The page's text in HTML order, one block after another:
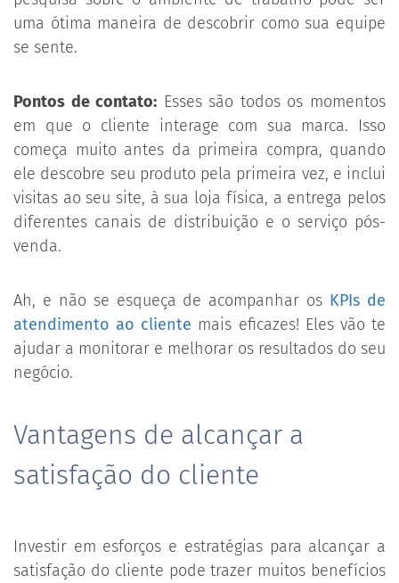
uma ótima maneira de descobrir como sua equipe
se sente.
Pontos de contato: Esses são todos os momentos
em que o cliente interage com sua marca. Isso
começa muito antes da primeira compra, quando
ele descobre seu produto pela primeira vez, e inclui
visitas ao seu site, à sua loja física, a entrega pelos
diferentes canais de distribuição e o serviço pós-
venda.
Ah, e não se esqueça de acompanhar os KPIs de
atendimento ao cliente mais eficazes! Eles vão te
ajudar a monitorar e melhorar os resultados do seu
negócio.
Vantagens de alcançar a
satisfação do cliente
Investir em esforços e estratégias para alcançar a
satisfação do cliente pode trazer muitos benefícios